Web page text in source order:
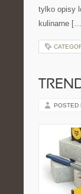
tylko opisy
kulinarne
POSTED